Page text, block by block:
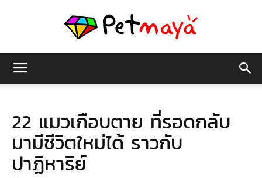
มายา
22 แมวเกือบตาย ที่รอดกลับ
มามีชีวิตใหม่ได้ ราวกับ
ปาฏิหาริย์